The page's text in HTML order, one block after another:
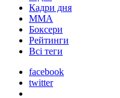
Кадри дня
ММА
Боксери
Рейтинги
Всі теги
facebook
twitter